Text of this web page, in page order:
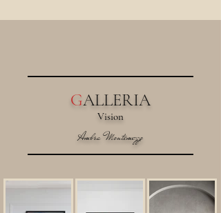
GALLERIA
Vision
Ambra Montemezzo